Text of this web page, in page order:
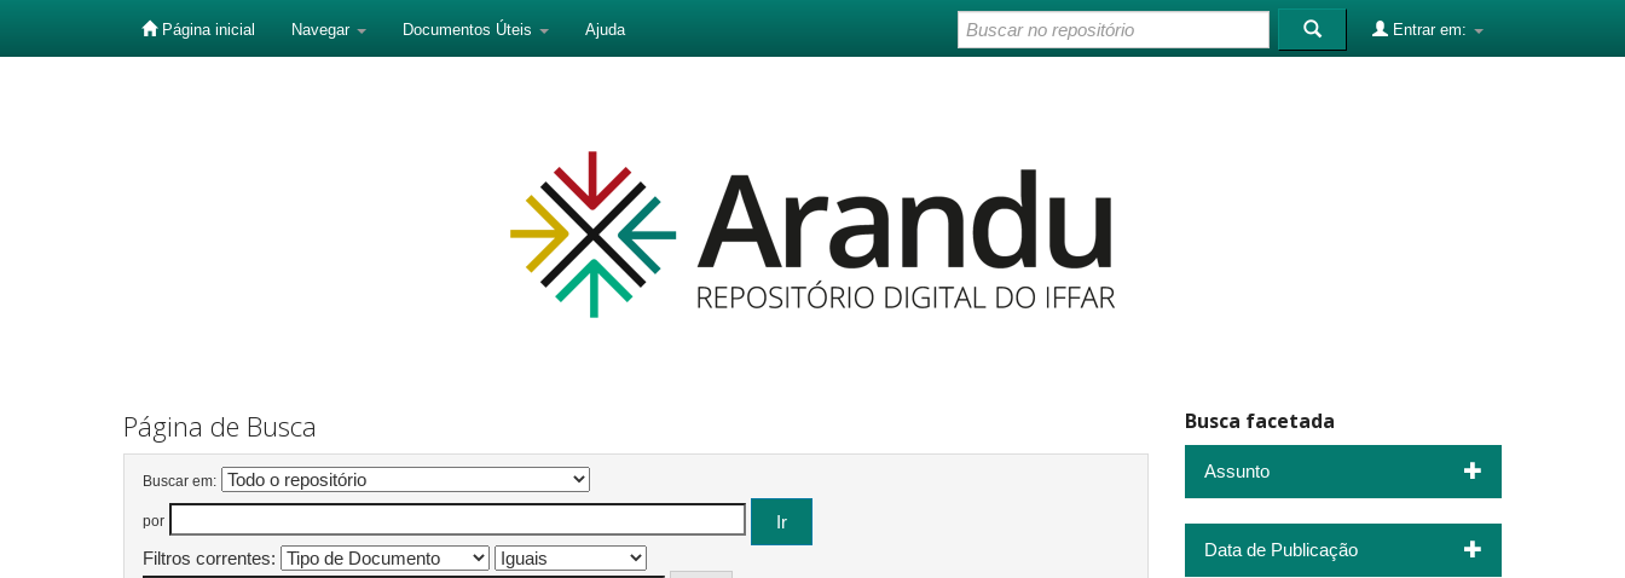
Página inicial Navegar Documentos Úteis Ajuda Entrar em:
Página de Busca
Buscar em:
por
Filtros correntes:
Busca facetada
Assunto
Data de Publicação